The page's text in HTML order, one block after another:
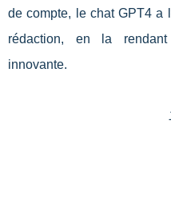
de compte, le chat GPT4 a
rédaction, en la
innovante.